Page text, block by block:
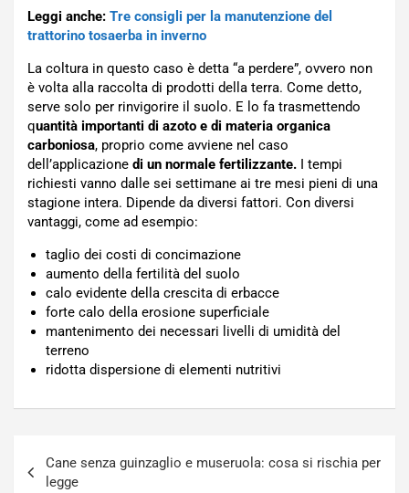
Leggi anche: Tre consigli per la manutenzione del
trattorino tosaerba in inverno
La coltura in questo caso è detta “a perdere”, ovvero non
è volta alla raccolta di prodotti della terra. Come detto,
serve solo per rinvigorire il suolo. E lo fa trasmettendo
quantità importanti di azoto e di materia organica
carboniosa, proprio come avviene nel caso
dell’applicazione di un normale fertilizzante. I tempi
richiesti vanno dalle sei settimane ai tre mesi pieni di una
stagione intera. Dipende da diversi fattori. Con diversi
vantaggi, come ad esempio:
taglio dei costi di concimazione
aumento della fertilità del suolo
calo evidente della crescita di erbacce
forte calo della erosione superficiale
mantenimento dei necessari livelli di umidità del
terreno
ridotta dispersione di elementi nutritivi
articoli
Cane senza guinzaglio e museruola: cosa si rischia per
legge